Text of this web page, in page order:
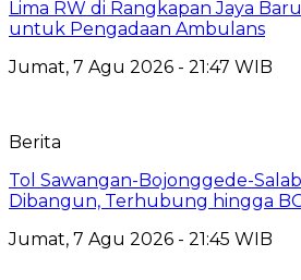
Lima RW di Rangkapan Jaya
untuk Pengadaan Ambulans
Jumat, 7 Agu 2026 - 21:47 WIB
Berita
Tol Sawangan-Bojonggede-
Dibangun, Terhubung hingga
Jumat, 7 Agu 2026 - 21:45 WIB